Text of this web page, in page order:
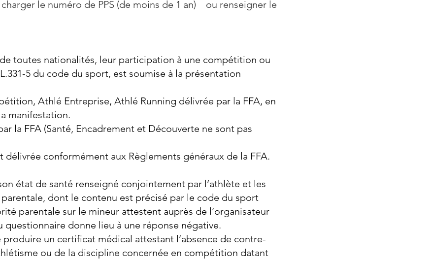
le numéro de PPS (de moins de 1 an) ou renseigner le
toutes nationalités, leur participation à une compétition ou
5 du code du sport, est soumise à la présentation
Athlé Entreprise, Athlé Running délivrée par la FFA, en
manifestation.
la FFA (Santé, Encadrement et Découverte ne sont pas
délivrée conformément aux Règlements généraux de la FFA.
état de santé renseigné conjointement par l’athlète et les
dont le contenu est précisé par le code du sport
parentale sur le mineur attestent auprès de l’organisateur
questionnaire donne lieu à une réponse négative.
un certificat médical attestant l’absence de contre-
ou de la discipline concernée en compétition datant